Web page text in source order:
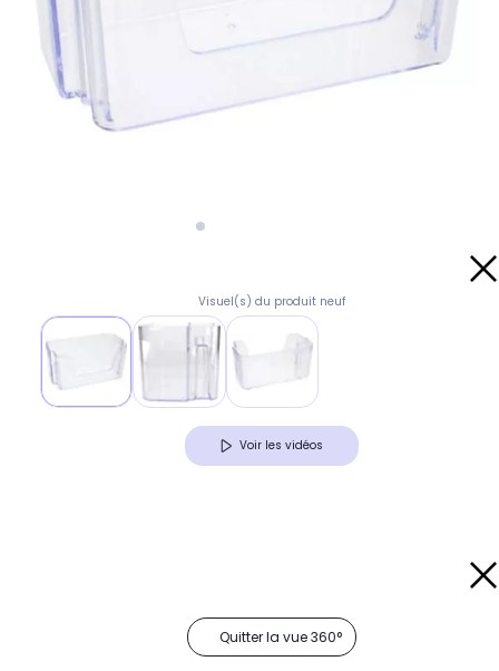
Visuel(s) du produit neuf
Voir les vidéos
Quitter la vue 360°